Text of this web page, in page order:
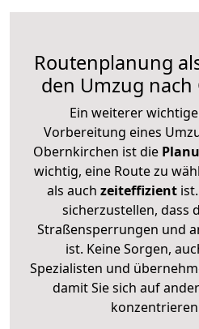
Routenplanung
den Umzug
Ein weiterer
Vorbereitung eines
Obernkirchen ist die
wichtig, eine Route zu
als auch zeiteffizientist.
sicherzustellen, dass
Straßensperrungen und
ist. Keine Sorgen,
Spezialisten und
damit Sie sich auf